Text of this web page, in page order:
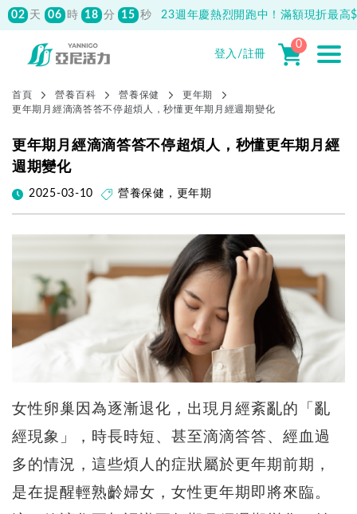
02 天 06 時 18 分 15 秒 23週年慶熱烈開跑中！滿額現折最高
登入/註冊
0
首頁 營養百科 營養保健
更年期
更年期月經滴滴答答不停超煩人，秒懂更年期月經週期變化
更年期月經滴滴答答不停超煩人，秒懂更年期月經
週期變化
2025-03-10 營養保健 ， 更年期
女性卵巢因為逐漸退化，出現月經紊亂的「亂
經現象」，時長時短、甚至滴滴答答、經血過
多的情況，這些煩人的症狀屬於更年期前期，
是在提醒輕熟齡婦女，女性更年期即將來臨。